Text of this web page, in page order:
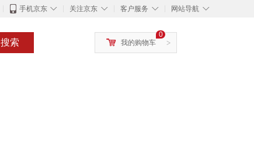
◇
手机京东 ◇
关注京东 ◇
客户服务 ◇
网站导航
搜索 >
0
我的购物车